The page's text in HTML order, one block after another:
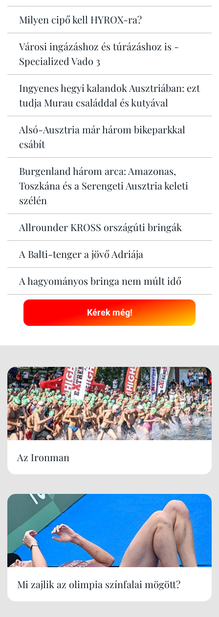
Milyen cipő kell HYROX-ra?
Városi ingázáshoz és túrázáshoz is -
Specialized Vado 3
Ingyenes hegyi kalandok Ausztriában: ezt
tudja Murau családdal és kutyával
Alsó-Ausztria már három bikeparkkal
csábít
Burgenland három arca: Amazonas,
Toszkána és a Serengeti Ausztria keleti
szélén
Allrounder KROSS országúti bringák
A Balti-tenger a jövő Adriája
A hagyományos bringa nem múlt idő
Kérek még!
Az Ironman
Mi zajlik az olimpia színfalai mögött?